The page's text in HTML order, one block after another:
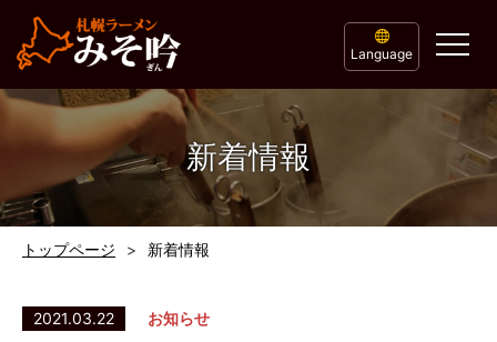
Language
新着情報
トップページ 新着情報
2021.03.22 お知らせ